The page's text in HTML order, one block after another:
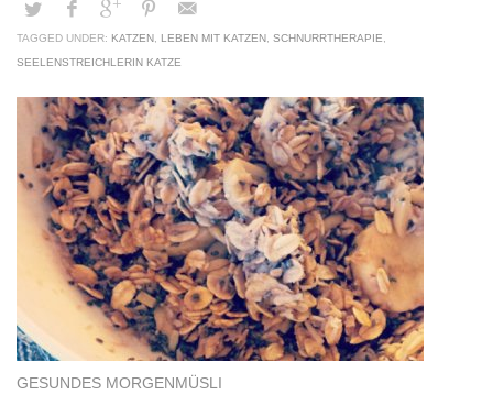
TAGGED UNDER: KATZEN LEBEN MIT KATZEN SCHNURRTHERAPIE
SEELENSTREICHLERIN KATZE
GESUNDES MORGENMÜSLI